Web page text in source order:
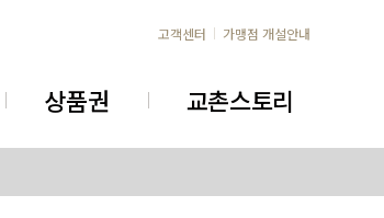
고객센터
가맹점 개설안내
상품권 교촌스토리